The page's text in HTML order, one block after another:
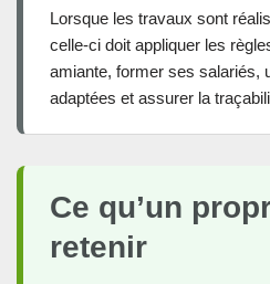
Lorsque les travaux sont
celle-ci doit appliquer les
amiante, former ses salariés,
adaptées et assurer la
Ce qu’un
retenir